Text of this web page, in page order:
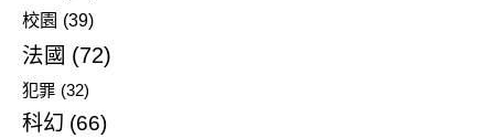
校園 (39)
法國 (72)
犯罪 (32)
科幻 (66)